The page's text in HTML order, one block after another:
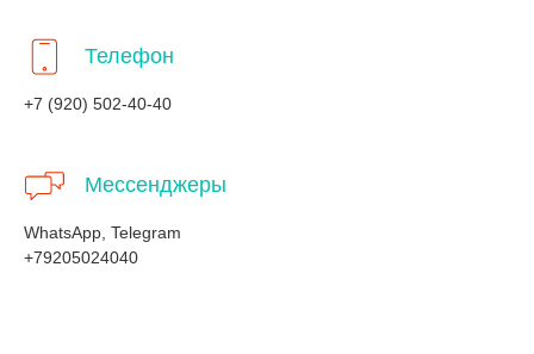
Телефон
+7 (920) 502-40-40
Мессенджеры
WhatsApp, Telegram
+79205024040